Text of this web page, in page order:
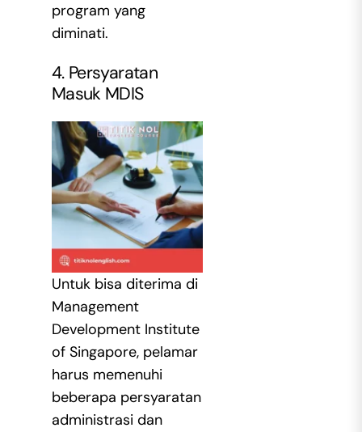
program yang
diminati.
4. Persyaratan
Masuk MDIS
Untuk bisa diterima di
Management
Development Institute
of Singapore, pelamar
harus memenuhi
beberapa persyaratan
administrasi dan